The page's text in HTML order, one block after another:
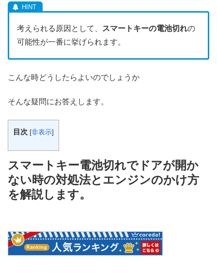
考えられる原因として、 スマートキーの電池切れの
可能性が一番に挙げられます。
こんな時どうしたらよいのでしょうか
そんな疑問にお答えします。
目次 [非表示]
スマートキー電池切れでドアが開か
ない時の対処法とエンジンのかけ方
を解説します。